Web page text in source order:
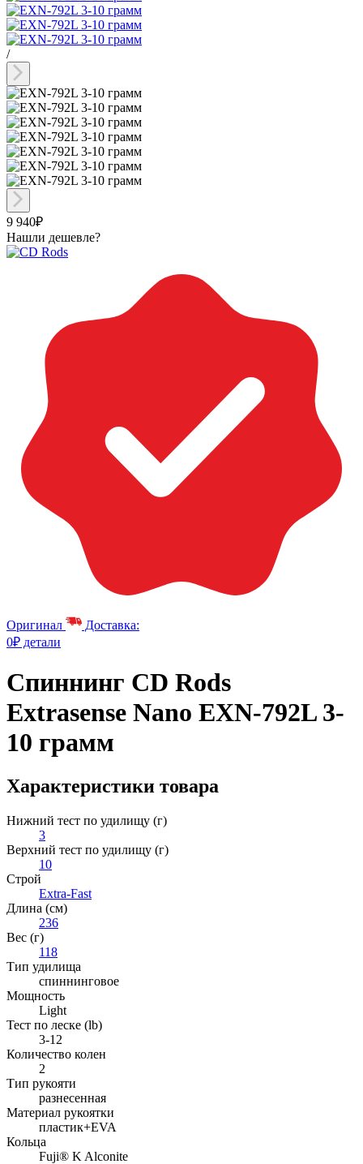
/
9 940₽
Нашли дешевле?
Оригинал
Доставка:
0₽ детали
Спиннинг CD Rods
Extrasense Nano EXN-792L 3-
10 грамм
Характеристики товара
Нижний тест по удилищу (г)
3
Верхний тест по удилищу (г)
10
Строй
Extra-Fast
Длина (см)
236
Вес (г)
118
Тип удилища
спиннинговое
Мощность
Light
Тест по леске (lb)
3-12
Количество колен
2
Тип рукояти
разнесенная
Материал рукоятки
пластик+EVA
Кольца
Fuji® K Alconite